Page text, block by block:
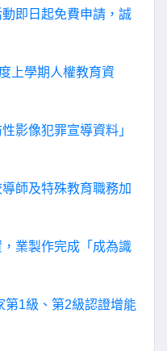
即日起免費申請，誠
上學期人權教育資
影像犯罪宣導資料」
師及特殊教育職務加
業製作完成「成為識
1級、第2級認證增能